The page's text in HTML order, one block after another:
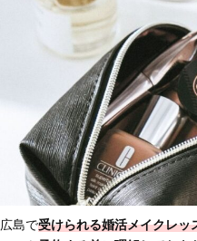
広島で受けられる婚活メイクレッ